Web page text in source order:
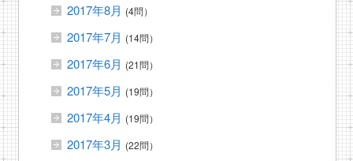
2017年8月 (4問）
2017年7月 (14問）
2017年6月 (21問）
2017年5月 (19問）
2017年4月 (19問）
2017年3月 (22問）